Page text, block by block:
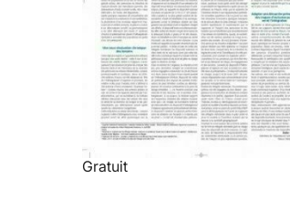
Gratuit